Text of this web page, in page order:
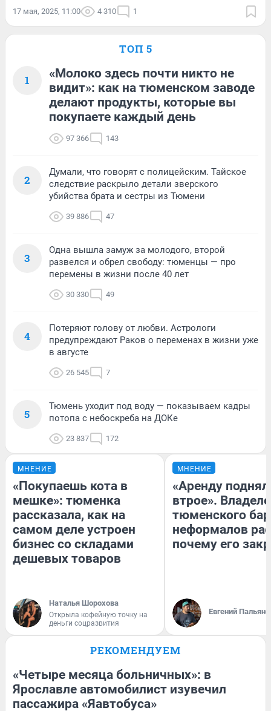
17 мая, 2025, 11:00 4 310 1
ТОП 5
1
«Молоко здесь почти никто не
видит»: как на тюменском заводе
делают продукты, которые вы
покупаете каждый день
97 366 143
2
Думали, что говорят с полицейским. Тайское
следствие раскрыло детали зверского
убийства брата и сестры из Тюмени
39 886 47
3
Одна вышла замуж за молодого, второй
развелся и обрел свободу: тюменцы — про
перемены в жизни после 40 лет
30 330 49
4
Потеряют голову от любви. Астрологи
предупреждают Раков о переменах в жизни уже
в августе
26 545 7
5
Тюмень уходит под воду — показываем кадры
потопа с небоскреба на ДОКе
23 837 172
МНЕНИЕ
«Покупаешь кота в
мешке»: тюменка
рассказала, как на
самом деле устроен
бизнес со складами
дешевых товаров
Наталья Шорохова
Открыла кофейную точку на
деньги соцразвития
МНЕНИЕ
«Аренду
втрое».
тюменского
неформалов
почему его
Евгений
РЕКОМЕНДУЕМ
«Четыре месяца больничных»: в
Ярославле автомобилист изувечил
пассажира «Яавтобуса»